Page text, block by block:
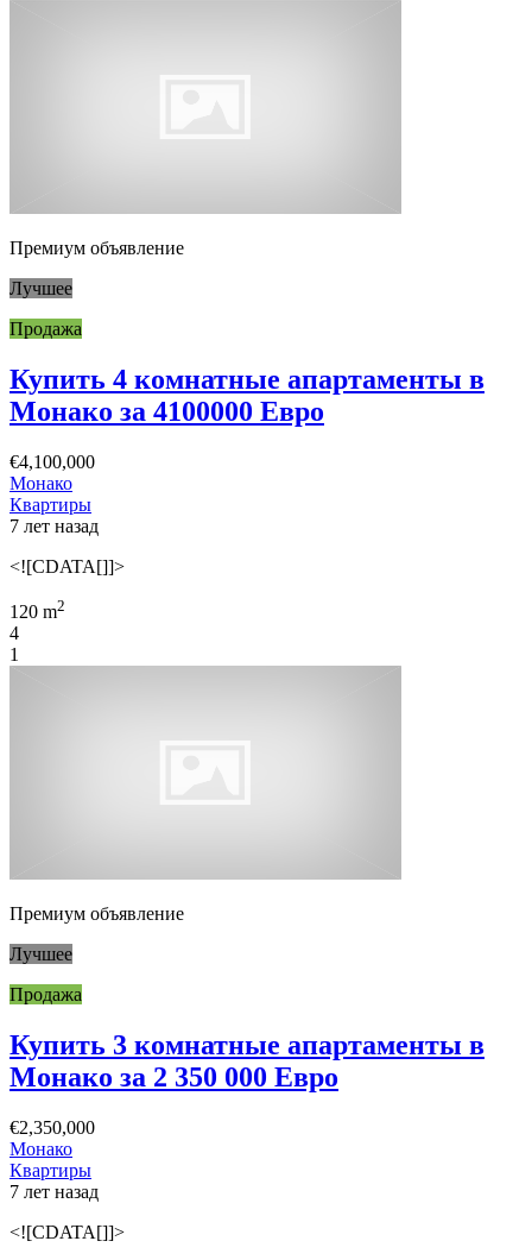
Премиум объявление
Лучшее
Продажа
Купить 4 комнатные апартаменты в
Монако за 4100000 Евро
€4,100,000
Монако
Квартиры
7 лет назад
<![CDATA[]]>
120 m2
4
1
Премиум объявление
Лучшее
Продажа
Купить 3 комнатные апартаменты в
Монако за 2 350 000 Евро
€2,350,000
Монако
Квартиры
7 лет назад
<![CDATA[]]>